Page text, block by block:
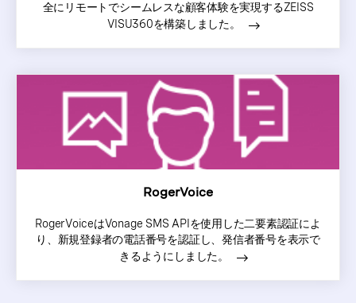
全にリモートでシームレスな顧客体験を実現するZEISS
VISU360を構築しました。
RogerVoice
RogerVoiceはVonage SMS APIを使用した二要素認証によ
り、新規登録者の電話番号を認証し、発信者番号を表示で
きるようにしました。